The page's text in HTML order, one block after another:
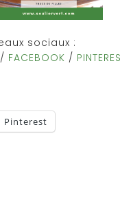
sociaux :
/ FACEBOOK /
Pinterest